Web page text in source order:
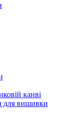
канві
для вишивки